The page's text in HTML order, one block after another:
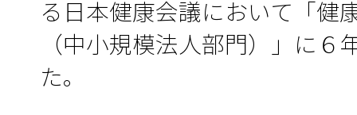
る日本健康会議において「健
（中小規模法人部門）」に
た。